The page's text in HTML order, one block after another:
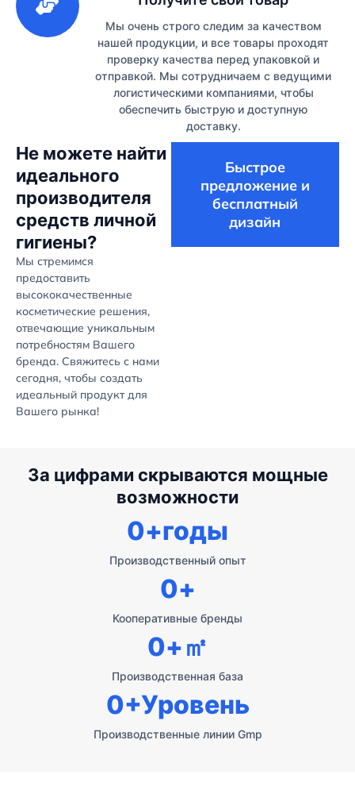
Мы очень строго следим за качеством
нашей продукции, и все товары проходят
проверку качества перед упаковкой и
отправкой. Мы сотрудничаем с ведущими
логистическими компаниями, чтобы
обеспечить быструю и доступную
доставку.
Не можете найти
идеального
производителя
средств личной
гигиены?
Мы стремимся
предоставить
высококачественные
косметические решения,
отвечающие уникальным
потребностям Вашего
бренда. Свяжитесь с нами
сегодня, чтобы создать
идеальный продукт для
Вашего рынка!
Быстрое
предложение и
бесплатный
дизайн
За цифрами скрываются мощные
возможности
Производственный опыт
0+годы
Кооперативные бренды
0+
Производственная база
0+㎡
Производственные линии Gmp
0+Уровень